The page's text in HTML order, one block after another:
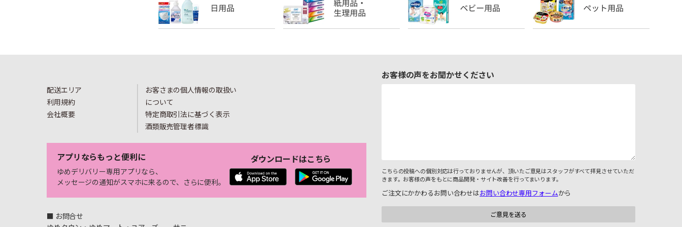
配送エリア
利用規約
会社概要
お客さまの個人情報の取扱い
について
特定商取引法に基づく表示
酒類販売管理者標識
アプリならもっと便利に
ゆめデリバリー専用アプリなら、
メッセージの通知がスマホに来るので、さらに便利。
ダウンロードはこちら
■ お問合せ
お客様の声をお聞かせください
こちらの投稿への個別対応は行っておりませんが、頂いたご意見はスタッフがすべて拝見させていただ
きます。お客様の声をもとに商品開発・サイト改善を行ってまいります。
ご注文にかかわるお問い合わせはお問い合わせ専用フォームから